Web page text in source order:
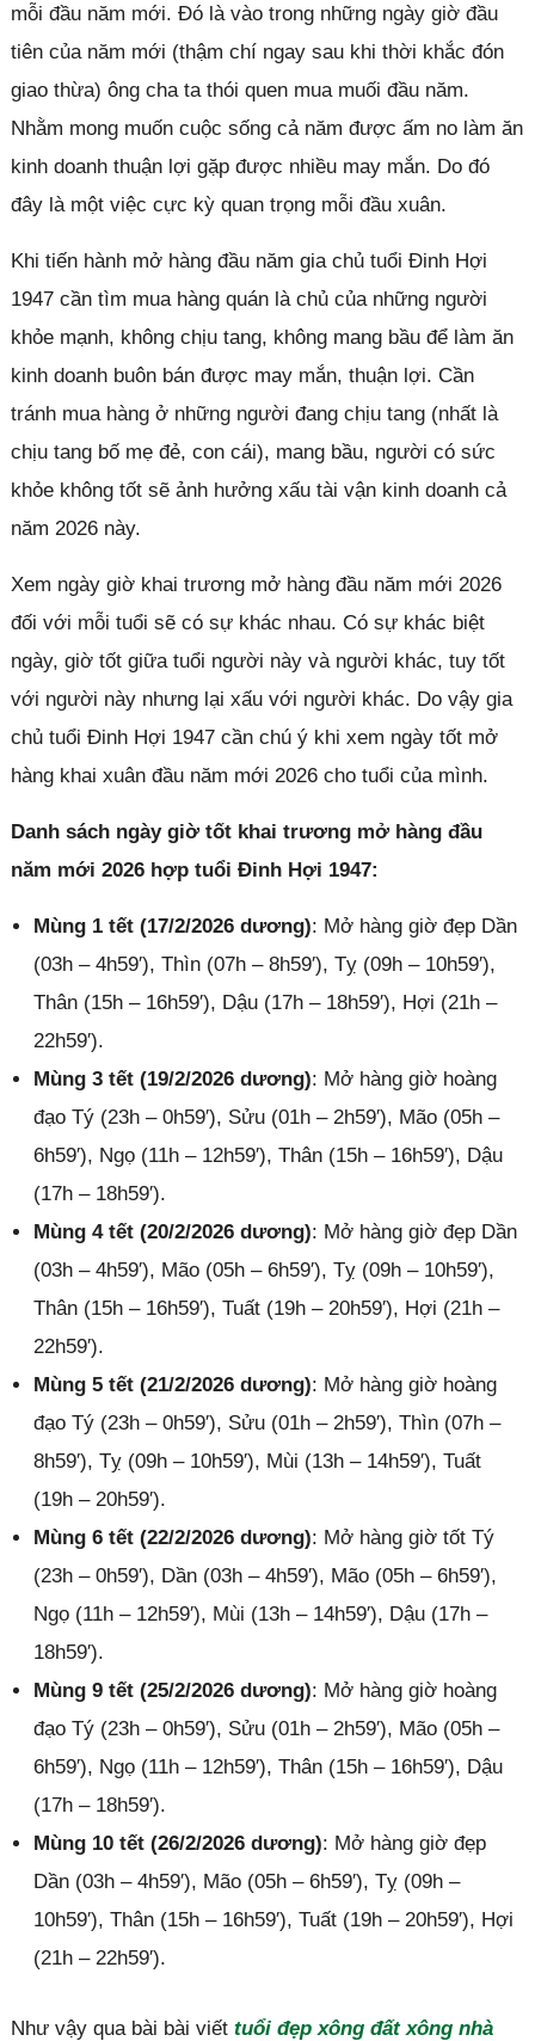
mỗi đầu năm mới. Đó là vào trong những ngày giờ đầu
tiên của năm mới (thậm chí ngay sau khi thời khắc đón
giao thừa) ông cha ta thói quen mua muối đầu năm.
Nhằm mong muốn cuộc sống cả năm được ấm no làm ăn
kinh doanh thuận lợi gặp được nhiều may mắn. Do đó
đây là một việc cực kỳ quan trọng mỗi đầu xuân.
Khi tiến hành mở hàng đầu năm gia chủ tuổi Đinh Hợi
1947 cần tìm mua hàng quán là chủ của những người
khỏe mạnh, không chịu tang, không mang bầu để làm ăn
kinh doanh buôn bán được may mắn, thuận lợi. Cần
tránh mua hàng ở những người đang chịu tang (nhất là
chịu tang bố mẹ đẻ, con cái), mang bầu, người có sức
khỏe không tốt sẽ ảnh hưởng xấu tài vận kinh doanh cả
năm 2026 này.
Xem ngày giờ khai trương mở hàng đầu năm mới 2026
đối với mỗi tuổi sẽ có sự khác nhau. Có sự khác biệt
ngày, giờ tốt giữa tuổi người này và người khác, tuy tốt
với người này nhưng lại xấu với người khác. Do vậy gia
chủ tuổi Đinh Hợi 1947 cần chú ý khi xem ngày tốt mở
hàng khai xuân đầu năm mới 2026 cho tuổi của mình.
Danh sách ngày giờ tốt khai trương mở hàng đầu
năm mới 2026 hợp tuổi Đinh Hợi 1947:
Mùng 1 tết (17/2/2026 dương): Mở hàng giờ đẹp Dần
(03h – 4h59′), Thìn (07h – 8h59′), Tỵ (09h – 10h59′),
Thân (15h – 16h59′), Dậu (17h – 18h59′), Hợi (21h –
22h59′).
Mùng 3 tết (19/2/2026 dương): Mở hàng giờ hoàng
đạo Tý (23h – 0h59′), Sửu (01h – 2h59′), Mão (05h –
6h59′), Ngọ (11h – 12h59′), Thân (15h – 16h59′), Dậu
(17h – 18h59′).
Mùng 4 tết (20/2/2026 dương): Mở hàng giờ đẹp Dần
(03h – 4h59′), Mão (05h – 6h59′), Tỵ (09h – 10h59′),
Thân (15h – 16h59′), Tuất (19h – 20h59′), Hợi (21h –
22h59′).
Mùng 5 tết (21/2/2026 dương): Mở hàng giờ hoàng
đạo Tý (23h – 0h59′), Sửu (01h – 2h59′), Thìn (07h –
8h59′), Tỵ (09h – 10h59′), Mùi (13h – 14h59′), Tuất
(19h – 20h59′).
Mùng 6 tết (22/2/2026 dương): Mở hàng giờ tốt Tý
(23h – 0h59′), Dần (03h – 4h59′), Mão (05h – 6h59′),
Ngọ (11h – 12h59′), Mùi (13h – 14h59′), Dậu (17h –
18h59′).
Mùng 9 tết (25/2/2026 dương): Mở hàng giờ hoàng
đạo Tý (23h – 0h59′), Sửu (01h – 2h59′), Mão (05h –
6h59′), Ngọ (11h – 12h59′), Thân (15h – 16h59′), Dậu
(17h – 18h59′).
Mùng 10 tết (26/2/2026 dương): Mở hàng giờ đẹp
Dần (03h – 4h59′), Mão (05h – 6h59′), Tỵ (09h –
10h59′), Thân (15h – 16h59′), Tuất (19h – 20h59′), Hợi
(21h – 22h59′).
Như vậy qua bài bài viết tuổi đẹp xông đất xông nhà